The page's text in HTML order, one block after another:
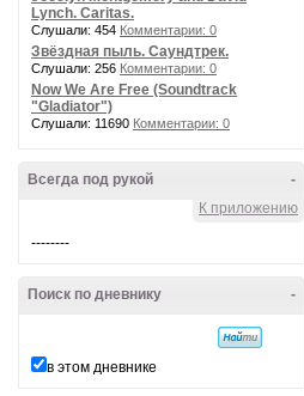
Lynch. Caritas.
Слушали: 454 Комментарии: 0
Звёздная пыль. Саундтрек.
Слушали: 256 Комментарии: 0
Now We Are Free (Soundtrack
"Gladiator")
Слушали: 11690 Комментарии: 0
-
Всегда под рукой
К приложению
--------
-
Поиск по дневнику
в этом дневнике